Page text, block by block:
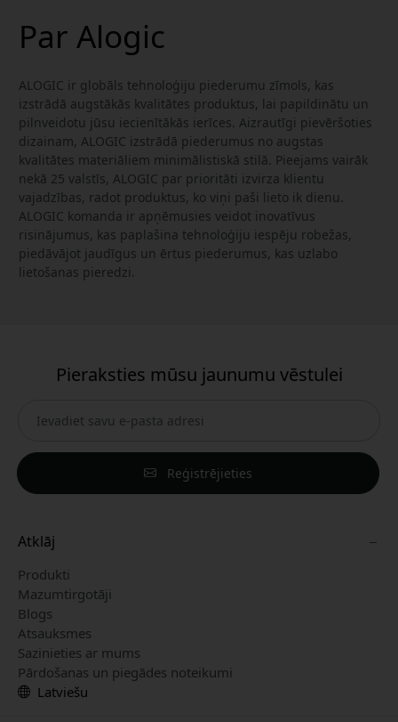
Par Alogic
ALOGIC ir globāls tehnoloģiju piederumu zīmols, kas
izstrādā augstākās kvalitātes produktus, lai papildinātu un
pilnveidotu jūsu iecienītākās ierīces. Aizrautīgi pievēršoties
dizainam, ALOGIC izstrādā piederumus no augstas
kvalitātes materiāliem minimālistiskā stilā. Pieejams vairāk
nekā 25 valstīs, ALOGIC par prioritāti izvirza klientu
vajadzības, radot produktus, ko viņi paši lieto ik dienu.
ALOGIC komanda ir apņēmusies veidot inovatīvus
risinājumus, kas paplašina tehnoloģiju iespēju robežas,
piedāvājot jaudīgus un ērtus piederumus, kas uzlabo
lietošanas pieredzi.
Pieraksties mūsu jaunumu vēstulei
Reģistrējieties
Atklāj
Produkti
Mazumtirgotāji
Blogs
Atsauksmes
Sazinieties ar mums
Pārdošanas un piegādes noteikumi
Latviešu